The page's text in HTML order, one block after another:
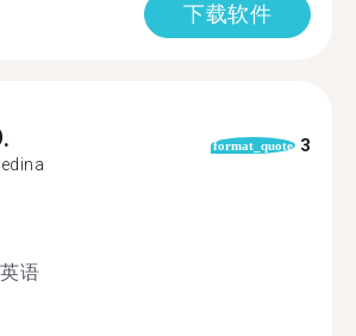
下载软件
format_quote 3
英语